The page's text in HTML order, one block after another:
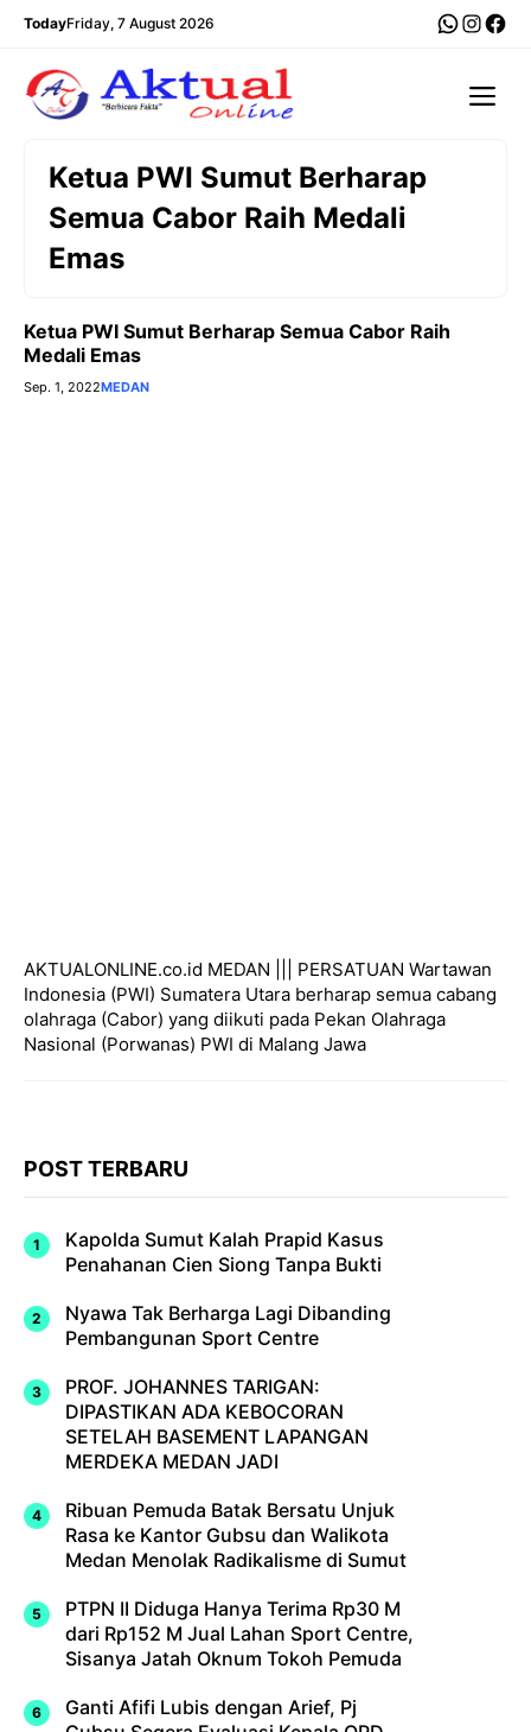
Langsung
TodayFriday, 7 August 2026
Ketua PWI Sumut Berharap
Semua Cabor Raih Medali
Emas
Ketua PWI Sumut Berharap Semua Cabor Raih
Medali Emas
Sep. 1, 2022MEDAN
AKTUALONLINE.co.id MEDAN ||| PERSATUAN Wartawan
Indonesia (PWI) Sumatera Utara berharap semua cabang
olahraga (Cabor) yang diikuti pada Pekan Olahraga
Nasional (Porwanas) PWI di Malang Jawa
POST TERBARU
Kapolda Sumut Kalah Prapid Kasus
Penahanan Cien Siong Tanpa Bukti
Nyawa Tak Berharga Lagi Dibanding
Pembangunan Sport Centre
PROF. JOHANNES TARIGAN:
DIPASTIKAN ADA KEBOCORAN
SETELAH BASEMENT LAPANGAN
MERDEKA MEDAN JADI
Ribuan Pemuda Batak Bersatu Unjuk
Rasa ke Kantor Gubsu dan Walikota
Medan Menolak Radikalisme di Sumut
PTPN II Diduga Hanya Terima Rp30 M
dari Rp152 M Jual Lahan Sport Centre,
Sisanya Jatah Oknum Tokoh Pemuda
Ganti Afifi Lubis dengan Arief, Pj